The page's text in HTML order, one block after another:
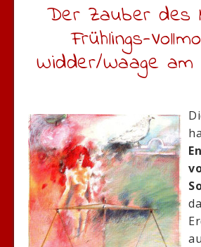
Der Zauber des
Frühlings-
Widder/Waage am